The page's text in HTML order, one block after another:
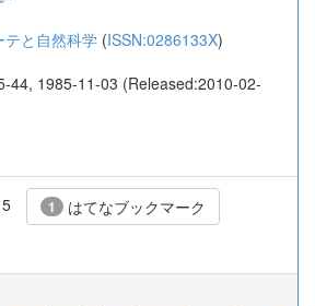
テと自然科学 (ISSN:0286133X)
44, 1985-11-03 (Released:2010-02-
1 はてなブックマーク